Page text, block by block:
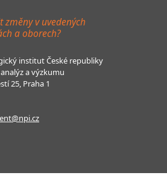
změny v uvedených
a oborech?
institut České republiky
a výzkumu
25, Praha 1